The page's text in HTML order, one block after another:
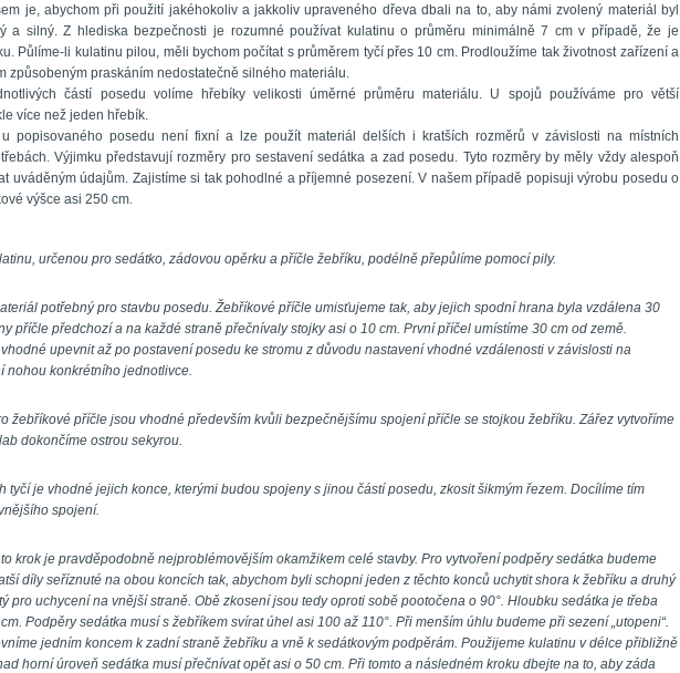
je, abychom při použití jakéhokoliv a jakkoliv upraveného dřeva dbali na to, aby námi zvolený materiál byl
a silný. Z hlediska bezpečnosti je rozumné používat kulatinu o průměru minimálně 7 cm v případě, že je
Půlíme-li kulatinu pilou, měli bychom počítat s průměrem tyčí přes 10 cm. Prodloužíme tak životnost zařízení a
způsobeným praskáním nedostatečně silného materiálu.
částí posedu volíme hřebíky velikosti úměrné průměru materiálu. U spojů používáme pro větší
více než jeden hřebík.
popisovaného posedu není fixní a lze použít materiál delších i kratších rozměrů v závislosti na místních
Výjimku představují rozměry pro sestavení sedátka a zad posedu. Tyto rozměry by měly vždy alespoň
uváděným údajům. Zajistíme si tak pohodlné a příjemné posezení. V našem případě popisuji výrobu posedu o
výšce asi 250 cm
určenou pro sedátko, zádovou opěrku a příčle žebříku, podélně přepůlíme pomocí pily.
potřebný pro stavbu posedu. Žebříkové příčle umisťujeme tak, aby jejich spodní hrana byla vzdálena 30
příčle předchozí a na každé straně přečnívaly stojky asi o 10 cm. První příčel umístíme 30 cm od země.
upevnit až po postavení posedu ke stromu z důvodu nastavení vhodné vzdálenosti v závislosti na
nohou konkrétního jednotlivce.
žebříkové příčle jsou vhodné především kvůli bezpečnějšímu spojení příčle se stojkou žebříku. Zářez vytvoříme
dokončíme ostrou sekyrou.
tyčí je vhodné jejich konce, kterými budou spojeny s jinou částí posedu, zkosit šikmým řezem. Docílíme tím
spojení.
krok je pravděpodobně nejproblémovějším okamžikem celé stavby. Pro vytvoření podpěry sedátka budeme
díly seříznuté na obou koncích tak, abychom byli schopni jeden z těchto konců uchytit shora k žebříku a druhý
pro uchycení na vnější straně. Obě zkosení jsou tedy oproti sobě pootočena o 90°. Hloubku sedátka je třeba
Podpěry sedátka musí s žebříkem svírat úhel asi 100 až 110°. Při menším úhlu budeme při sezení „utopeni“.
jedním koncem k zadní straně žebříku a vně k sedátkovým podpěrám. Použijeme kulatinu v délce přibližně
horní úroveň sedátka musí přečnívat opět asi o 50 cm. Při tomto a následném kroku dbejte na to, aby záda